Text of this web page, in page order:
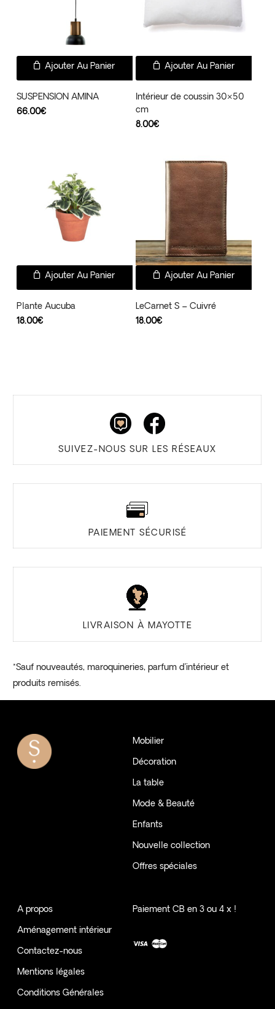
Ajouter Au Panier
SUSPENSION AMINA
66.00€
Ajouter Au Panier
Intérieur de coussin 30×50
cm
8.00€
Ajouter Au Panier
Plante Aucuba
18.00€
Ajouter Au Panier
LeCarnet S – Cuivré
18.00€
SUIVEZ-NOUS SUR LES RÉSEAUX
PAIEMENT SÉCURISÉ
LIVRAISON À MAYOTTE
*Sauf nouveautés, maroquineries, parfum d’intérieur et
produits remisés.
Mobilier
Décoration
La table
Mode & Beauté
Enfants
Nouvelle collection
Offres spéciales
A propos
Aménagement intérieur
Contactez-nous
Mentions légales
Conditions Générales
Paiement CB en 3 ou 4 x !